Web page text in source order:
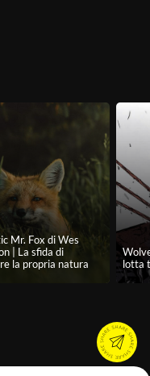
Mr. Fox di Wes
| La sfida di
la propria natura
lotta